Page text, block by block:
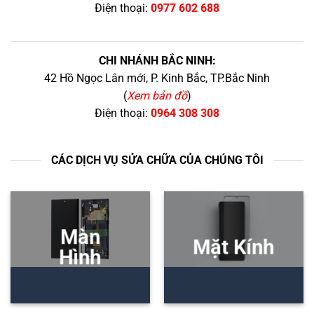
Điện thoại: 0977 602 688
CHI NHÁNH BẮC NINH:
42 Hồ Ngọc Lân mới, P. Kinh Bắc, TP.Bắc Ninh
(Xem bản đồ)
Điện thoại: 0964 308 308
CÁC DỊCH VỤ SỬA CHỮA CỦA CHÚNG TÔI
Màn
Hình
Mặt Kính